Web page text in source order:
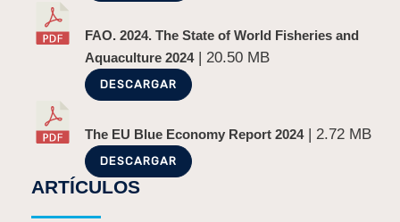
FAO. 2024. The State of World Fisheries and
Aquaculture 2024| 20.50 MB
DESCARGAR
The EU Blue Economy Report 2024| 2.72 MB
DESCARGAR
ARTÍCULOS